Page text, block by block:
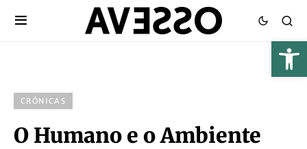
CRÓNICAS
O Humano e o Ambiente